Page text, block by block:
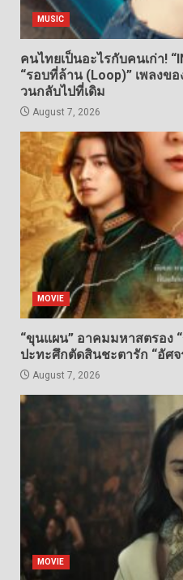
MUSIC
คนไทยเป็นอะไรกับคนเก่า!
“รอบที่ล้าน (Loop)” เพลงข
วนกลับไปที่เดิม
August 7, 2026
MOVIE
“ขุนแผน” อาคมมหาสตรอง
ปะทะศึกตัดสินชะตารัก “อัศจ
August 7, 2026
MOVIE